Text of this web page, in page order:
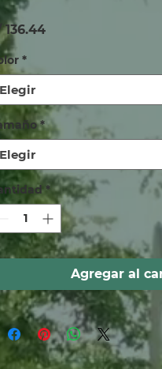
136.44Precio
*
Elegir
*
Elegir
*
Agregar al